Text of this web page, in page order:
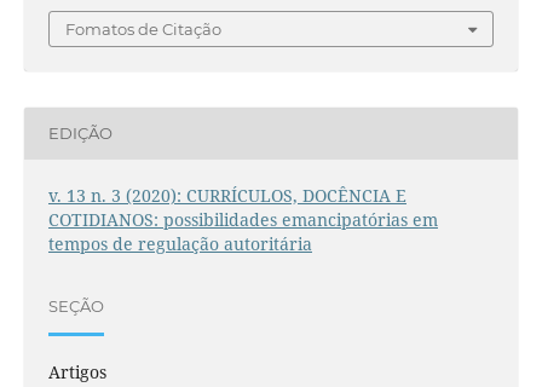
Fomatos de Citação
EDIÇÃO
v. 13 n. 3 (2020): CURRÍCULOS, DOCÊNCIA E
COTIDIANOS: possibilidades emancipatórias em
tempos de regulação autoritária
SEÇÃO
Artigos